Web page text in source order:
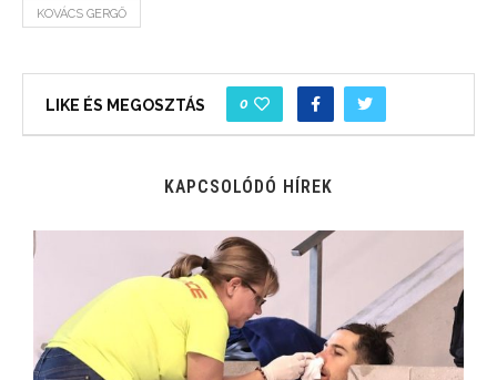
KOVÁCS GERGŐ
LIKE ÉS MEGOSZTÁS 0
KAPCSOLÓDÓ HÍREK